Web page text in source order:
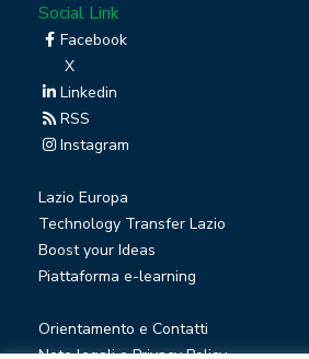
Social Link
Facebook
X
Linkedin
RSS
Instagram
Lazio Europa
Technology Transfer Lazio
Boost your Ideas
Piattaforma e-learning
Orientamento e Contatti